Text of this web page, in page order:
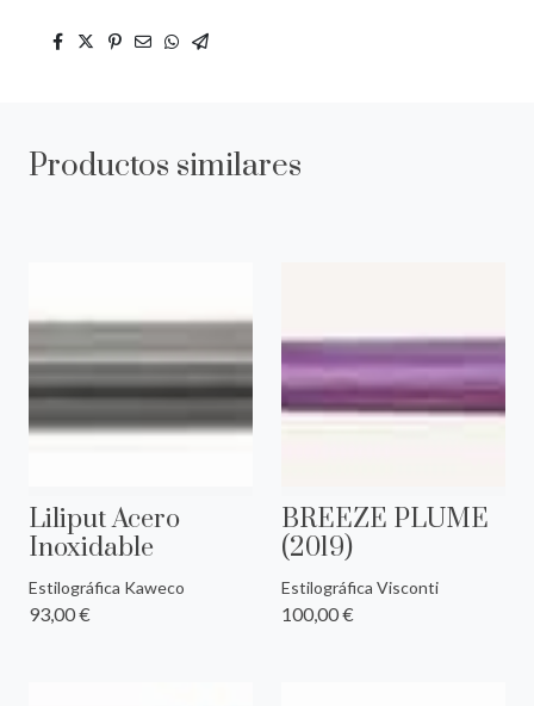
Productos similares
Liliput Acero
Inoxidable
Estilográfica Kaweco
93,00 €
BREEZE PLUME
(2019)
Estilográfica Visconti
100,00 €